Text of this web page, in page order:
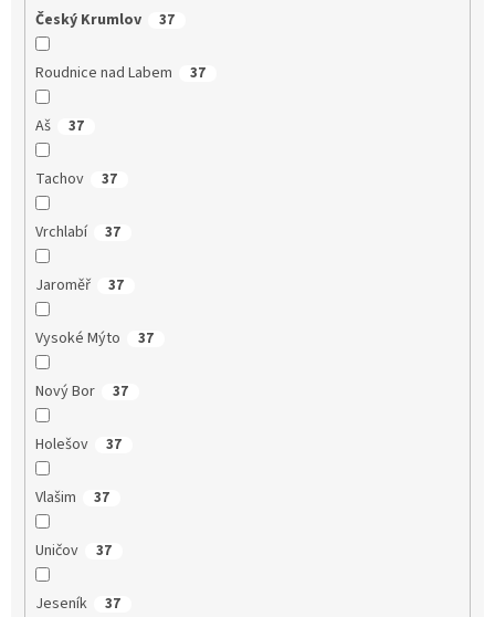
Český Krumlov 37
Roudnice nad Labem 37
Aš 37
Tachov 37
Vrchlabí 37
Jaroměř 37
Vysoké Mýto 37
Nový Bor 37
Holešov 37
Vlašim 37
Uničov 37
Jeseník 37